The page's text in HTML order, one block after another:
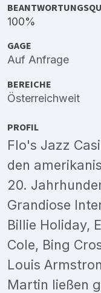
100%
GAGE
Auf Anfrage
BEREICHE
Österreichweit
PROFIL
Flo's Jazz
den
20.
Grandiose
Billie Holiday,
Cole, Bing
Louis
Martin ließen